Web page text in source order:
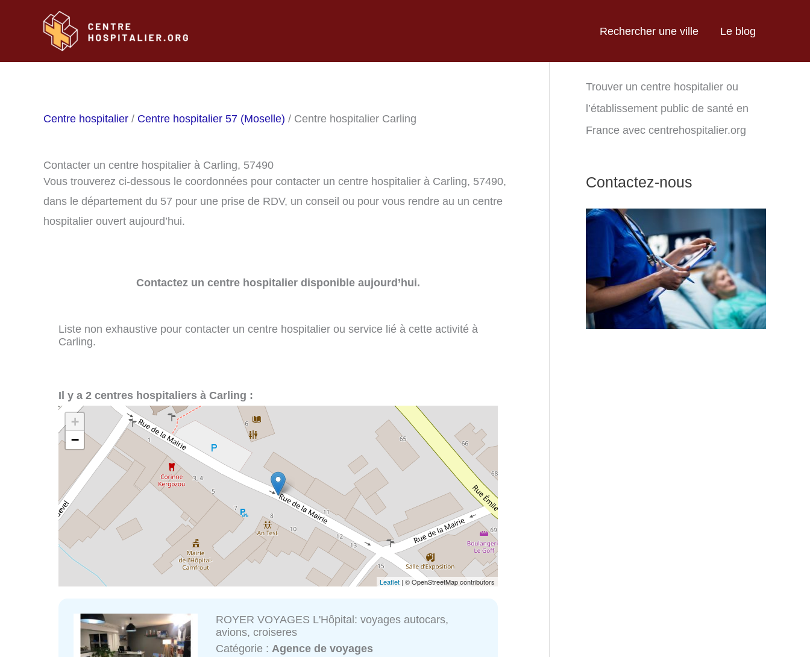
Rechercher une ville Le blog
Centre hospitalier / Centre hospitalier 57 (Moselle) / Centre hospitalier Carling
Contacter un centre hospitalier à Carling, 57490
Vous trouverez ci-dessous le coordonnées pour contacter un centre hospitalier à Carling, 57490,
dans le département du 57 pour une prise de RDV, un conseil ou pour vous rendre au un centre
hospitalier ouvert aujourd’hui.
Contactez un centre hospitalier disponible aujourd’hui.
Liste non exhaustive pour contacter un centre hospitalier ou service lié à cette activité à
Carling.
Il y a 2 centres hospitaliers à Carling :
+
−
Leaflet | © OpenStreetMap contributors
ROYER VOYAGES L'Hôpital: voyages autocars,
avions, croiseres
Catégorie : Agence de voyages
Trouver un centre hospitalier ou
l’établissement public de santé en
France avec centrehospitalier.org
Contactez-nous